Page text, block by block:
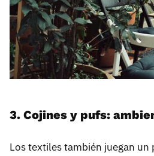
3. Cojines y pufs:
Los textiles también juegan